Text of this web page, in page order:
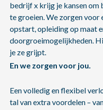
bedrijf x krijg je kansen om
te groeien. We zorgen voor
opstart, opleiding op maat
doorgroeimogelijkheden.
je ze grijpt.
En we zorgen voor jou.
Een volledig en flexibel
tal van extra voordelen –